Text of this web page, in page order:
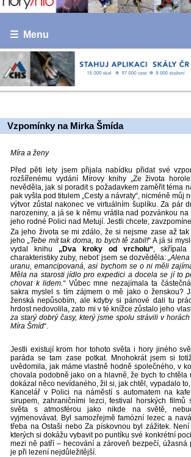
☰ Menu
Vzpomínky na Mirka Šmída
Míra a ženy
Před pěti lety jsem přijala nabídku přidat své
rozšířenému vydání Mírovy knihy „Ze života
nevěděla, jak si poradit s požadavkem zaměřit téma
pak vyšla pod titulem „Cesty a návraty“, nicméně můj
výtvor zůstal nakonec ve virtuálním šuplíku. Za pár
narozeniny, a já se k němu vrátila nad pozvánkou
jeho rodné Polici nad Metují. Jestli chcete,
Za jeho života se mi zdálo, že si nejsme zase až
jeho „Tebe mít tak doma, to bych tě zabil!“ A já si
vydal knihu „Dva kroky od vrcholu“,
charakteristiky zuby, neboť jsem se dozvěděla:
uranu, emancipovaná, asi bychom se o ni měli
Měla na starosti jídlo pro expedici a docela se jí to
chovat k lidem.“Vůbec mne nezajímala ta
sakra myslel s tím zájmem o mě jako o ženskou?
ženská nepůsobím, ale kdyby si pánové dali tu
hrdost nedovolila, zato mi v té knížce zůstalo jeho
za starý dobrý časy, který jsme spolu strávili v
Míra Šmíd“.
Jestli existují krom hor tohoto světa i hory jiného
paráda se tam zase potkat. Mnohokrát jsem si
uvědomila, jak máme vlastně hodně společného, v
chovala podobně jako on a hlavně, že bych to chtěla
dokázal něco nevídaného, žil si, jak chtěl, vypadalo
Kancelář v Polici na náměstí s automatem na
sirupem, zahraničními lezci, festival horských filmů
světa s atmosférou jako nikde na světě,
vyjmenovávat. Byl samozřejmě famózní lezec a
třeba na Ostaši nebo Za pískovnou byl zážitek.
kterých si dokážu vybavit po puntíku své konkrétní
mezi ně patří – hecování a zároveň bezpečí, úžasná
je při lezení nejdůležitější.